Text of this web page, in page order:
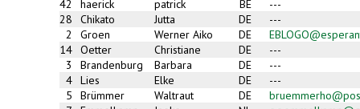
42
haerick patrick BE
---
28
Chikato Jutta DE
---
2
Groen Werner Aiko DE
14 Oetter Christiane DE
---
3
Brandenburg Barbara DE
---
4 Lies Elke DE
---
5
Brümmer Waltraut DE